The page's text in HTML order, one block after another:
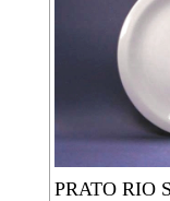
PRATO RIO